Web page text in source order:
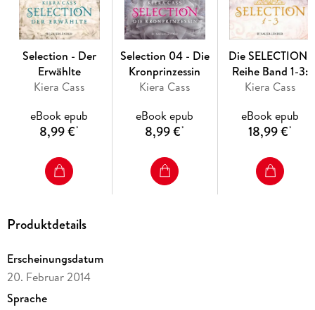
Endlich: Die Fortsetzung des weltweiten Bestsellers!
"Selection - Die Elite" schoss bei Erscheinen in den USA
direkt auf Platz 1 der New York Times Bestsellerliste!
Selection - Der
Erwählte
Kiera Cass
eBook epub
8,99 €*
Selection 04 - Die
Kronprinzessin
Kiera Cass
eBook epub
8,99 €*
Die SELECTION-
Reihe Band 1-3:
Selection / Die
Bundle)
Kiera Cass
eBook epub
18,99 €*
Produktdetails
Erscheinungsdatum
20. Februar 2014
Sprache